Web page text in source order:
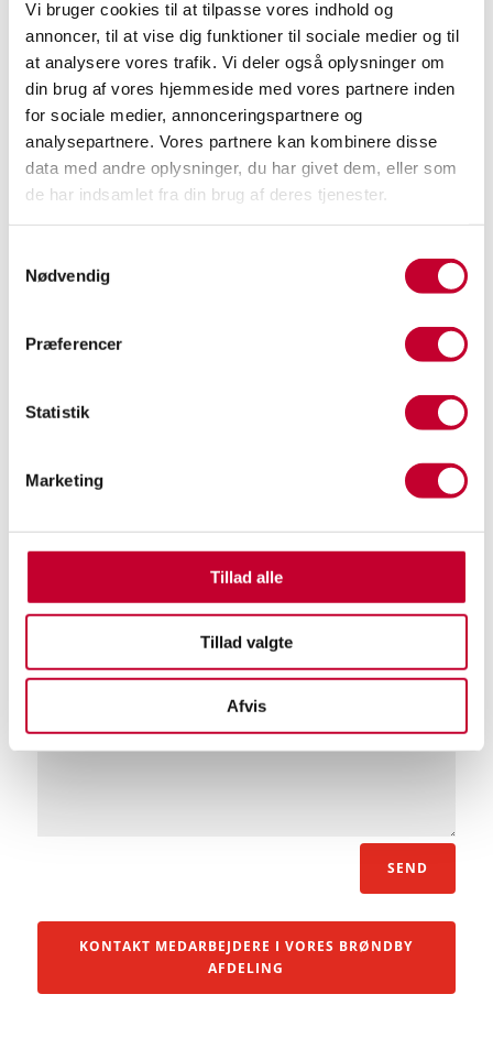
Vi bruger cookies til at tilpasse vores indhold og
annoncer, til at vise dig funktioner til sociale medier og til
at analysere vores trafik. Vi deler også oplysninger om
din brug af vores hjemmeside med vores partnere inden
for sociale medier, annonceringspartnere og
analysepartnere. Vores partnere kan kombinere disse
data med andre oplysninger, du har givet dem, eller som
de har indsamlet fra din brug af deres tjenester.
Nødvendig
Præferencer
Statistik
Marketing
Tillad alle
Tillad valgte
Afvis
SEND
KONTAKT MEDARBEJDERE I VORES BRØNDBY
AFDELING